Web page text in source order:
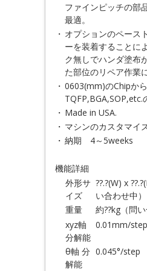
ファインピッチの部
最適。
・ オプションのペース
ーを装着することに
ク無しでハンダ塗布
た部位のリペア作業
・ 0603(mm)のChipから
TQFP,BGA,SOP,etc.
・ Made in USA.
・ マシンのカスタマイ
・ 納期 4～5weeks
機能詳細
外形サ
イズ
??.?(W) x
い合わせ中）
重量
約??kg（問い
xyz軸
分解能
0.01mm/step
θ軸 分
解能
0.045°/step